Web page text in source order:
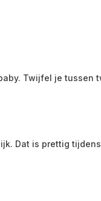
Twijfel je tussen
Dat is prettig